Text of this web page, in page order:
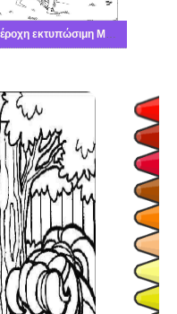
Υπέροχη εκτυπώσιμη Μπάρμπι